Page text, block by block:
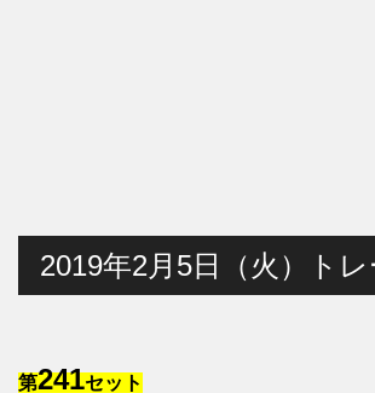
2019年2月5日（火）ト
第241セット